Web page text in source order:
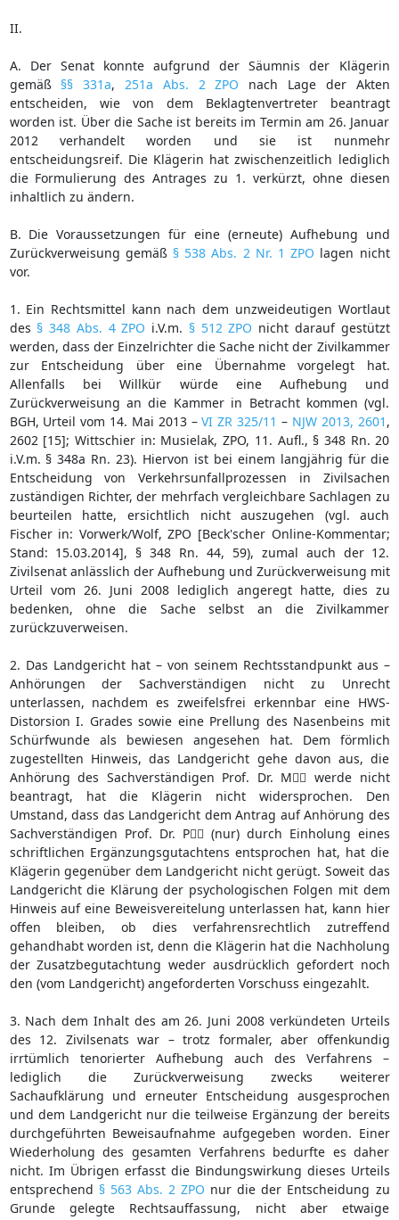
II.
A. Der Senat konnte aufgrund der Säumnis der Klägerin
gemäß §§ 331a, 251a Abs. 2 ZPO nach Lage der Akten
entscheiden, wie von dem Beklagtenvertreter beantragt
worden ist. Über die Sache ist bereits im Termin am 26. Januar
2012 verhandelt worden und sie ist nunmehr
entscheidungsreif. Die Klägerin hat zwischenzeitlich lediglich
die Formulierung des Antrages zu 1. verkürzt, ohne diesen
inhaltlich zu ändern.
B. Die Voraussetzungen für eine (erneute) Aufhebung und
Zurückverweisung gemäß § 538 Abs. 2 Nr. 1 ZPO lagen nicht
vor.
1. Ein Rechtsmittel kann nach dem unzweideutigen Wortlaut
des § 348 Abs. 4 ZPO i.V.m. § 512 ZPO nicht darauf gestützt
werden, dass der Einzelrichter die Sache nicht der Zivilkammer
zur Entscheidung über eine Übernahme vorgelegt hat.
Allenfalls bei Willkür würde eine Aufhebung und
Zurückverweisung an die Kammer in Betracht kommen (vgl.
BGH, Urteil vom 14. Mai 2013 –VI ZR 325/11 – NJW 2013, 2601 ,
2602 [15]; Wittschier in: Musielak, ZPO, 11. Aufl., § 348 Rn. 20
i.V.m. § 348a Rn. 23). Hiervon ist bei einem langjährig für die
Entscheidung von Verkehrsunfallprozessen in Zivilsachen
zuständigen Richter, der mehrfach vergleichbare Sachlagen zu
beurteilen hatte, ersichtlich nicht auszugehen (vgl. auch
Fischer in: Vorwerk/Wolf, ZPO [Beck'scher Online-Kommentar;
Stand: 15.03.2014], § 348 Rn. 44, 59), zumal auch der 12.
Zivilsenat anlässlich der Aufhebung und Zurückverweisung mit
Urteil vom 26. Juni 2008 lediglich angeregt hatte, dies zu
bedenken, ohne die Sache selbst an die Zivilkammer
zurückzuverweisen.
2. Das Landgericht hat – von seinem Rechtsstandpunkt aus –
Anhörungen der Sachverständigen nicht zu Unrecht
unterlassen, nachdem es zweifelsfrei erkennbar eine HWS-
Distorsion I. Grades sowie eine Prellung des Nasenbeins mit
Schürfwunde als bewiesen angesehen hat. Dem förmlich
zugestellten Hinweis, das Landgericht gehe davon aus, die
Anhörung des Sachverständigen Prof. Dr. M werde nicht
beantragt, hat die Klägerin nicht widersprochen. Den
Umstand, dass das Landgericht dem Antrag auf Anhörung des
Sachverständigen Prof. Dr. P (nur) durch Einholung eines
schriftlichen Ergänzungsgutachtens entsprochen hat, hat die
Klägerin gegenüber dem Landgericht nicht gerügt. Soweit das
Landgericht die Klärung der psychologischen Folgen mit dem
Hinweis auf eine Beweisvereitelung unterlassen hat, kann hier
offen bleiben, ob dies verfahrensrechtlich zutreffend
gehandhabt worden ist, denn die Klägerin hat die Nachholung
der Zusatzbegutachtung weder ausdrücklich gefordert noch
den (vom Landgericht) angeforderten Vorschuss eingezahlt.
3. Nach dem Inhalt des am 26. Juni 2008 verkündeten Urteils
des 12. Zivilsenats war – trotz formaler, aber offenkundig
irrtümlich tenorierter Aufhebung auch des Verfahrens –
lediglich die Zurückverweisung zwecks weiterer
Sachaufklärung und erneuter Entscheidung ausgesprochen
und dem Landgericht nur die teilweise Ergänzung der bereits
durchgeführten Beweisaufnahme aufgegeben worden. Einer
Wiederholung des gesamten Verfahrens bedurfte es daher
nicht. Im Übrigen erfasst die Bindungswirkung dieses Urteils
entsprechend § 563 Abs. 2 ZPO nur die der Entscheidung zu
Grunde gelegte Rechtsauffassung, nicht aber etwaige